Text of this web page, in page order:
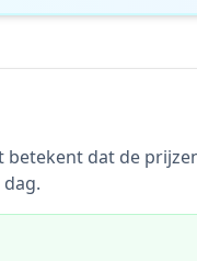
betekent dat de